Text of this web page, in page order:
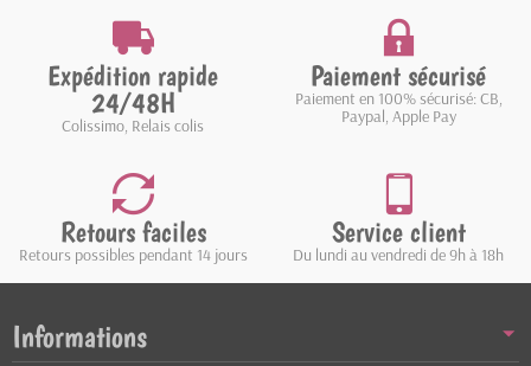
Expédition rapide
24/48H
Colissimo, Relais colis
Paiement sécurisé
Paiement en 100% sécurisé: CB,
Paypal, Apple Pay
Retours faciles
Retours possibles pendant 14 jours
Service client
Du lundi au vendredi de 9h à 18h
Informations